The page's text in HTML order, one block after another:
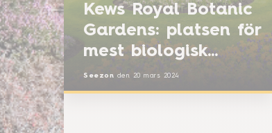
Kews Royal Botanic
Gardens: platsen för
mest biologisk
mångfald i världen
Seezon den 20 mars 2024